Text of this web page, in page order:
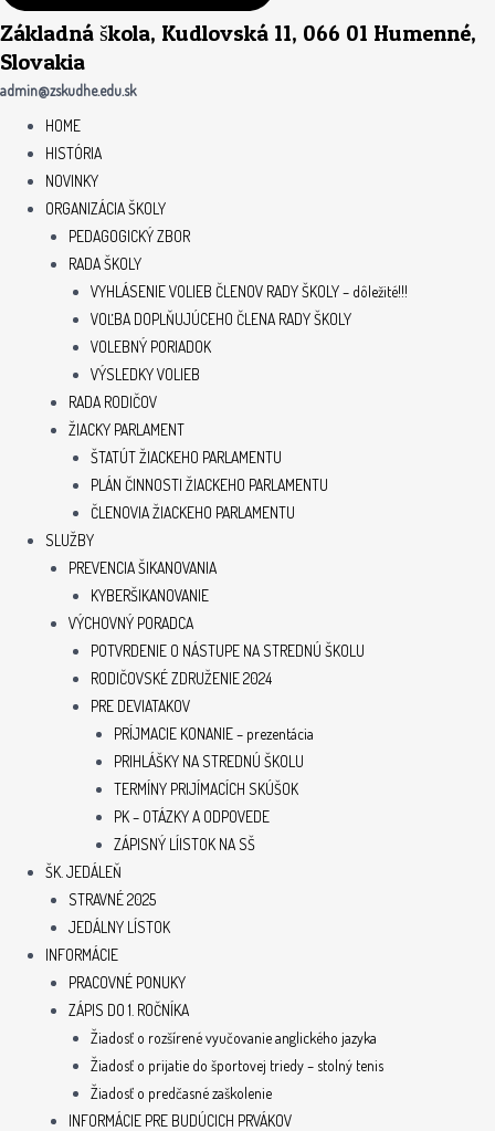
Základná škola, Kudlovská 11, 066 01 Humenné,
Slovakia
admin@zskudhe.edu.sk
HOME
HISTÓRIA
NOVINKY
ORGANIZÁCIA ŠKOLY
PEDAGOGICKÝ ZBOR
RADA ŠKOLY
VYHLÁSENIE VOLIEB ČLENOV RADY ŠKOLY – dôležité!!!
VOĽBA DOPLŇUJÚCEHO ČLENA RADY ŠKOLY
VOLEBNÝ PORIADOK
VÝSLEDKY VOLIEB
RADA RODIČOV
ŽIACKY PARLAMENT
ŠTATÚT ŽIACKEHO PARLAMENTU
PLÁN ČINNOSTI ŽIACKEHO PARLAMENTU
ČLENOVIA ŽIACKEHO PARLAMENTU
SLUŽBY
PREVENCIA ŠIKANOVANIA
KYBERŠIKANOVANIE
VÝCHOVNÝ PORADCA
POTVRDENIE O NÁSTUPE NA STREDNÚ ŠKOLU
RODIČOVSKÉ ZDRUŽENIE 2024
PRE DEVIATAKOV
PRÍJMACIE KONANIE – prezentácia
PRIHLÁŠKY NA STREDNÚ ŠKOLU
TERMÍNY PRIJÍMACÍCH SKÚŠOK
PK – OTÁZKY A ODPOVEDE
ZÁPISNÝ LÍISTOK NA SŠ
ŠK. JEDÁLEŇ
STRAVNÉ 2025
JEDÁLNY LÍSTOK
INFORMÁCIE
PRACOVNÉ PONUKY
ZÁPIS DO 1. ROČNÍKA
Žiadosť o rozšírené vyučovanie anglického jazyka
Žiadosť o prijatie do športovej triedy – stolný tenis
Žiadosť o predčasné zaškolenie
INFORMÁCIE PRE BUDÚCICH PRVÁKOV